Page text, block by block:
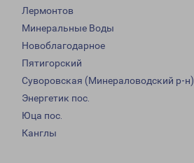
Лермонтов
Минеральные Воды
Новоблагодарное
Пятигорский
Суворовская (Минераловодский р-н)
Энергетик пос.
Юца пос.
Канглы